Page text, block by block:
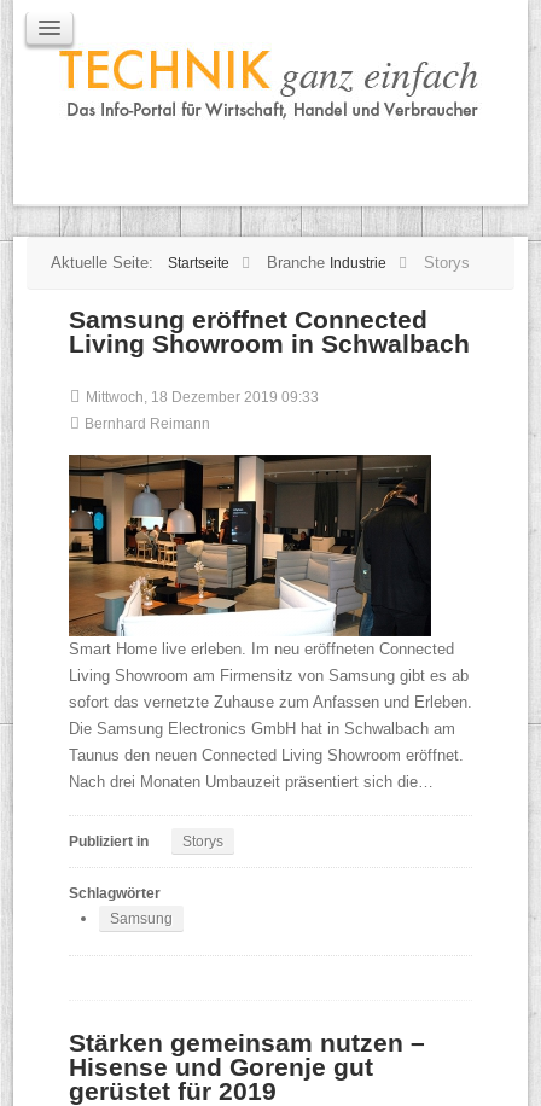
Mobile
IT
TK
Aktuelle Seite: Startseite Branche Industrie Storys
Samsung eröffnet Connected
Living Showroom in Schwalbach
Mittwoch, 18 Dezember 2019 09:33
Bernhard Reimann
Smart Home live erleben. Im neu eröffneten Connected
Living Showroom am Firmensitz von Samsung gibt es ab
sofort das vernetzte Zuhause zum Anfassen und Erleben.
Die Samsung Electronics GmbH hat in Schwalbach am
Taunus den neuen Connected Living Showroom eröffnet.
Nach drei Monaten Umbauzeit präsentiert sich die…
Publiziert in Storys
Schlagwörter
Samsung
Stärken gemeinsam nutzen –
Hisense und Gorenje gut
gerüstet für 2019